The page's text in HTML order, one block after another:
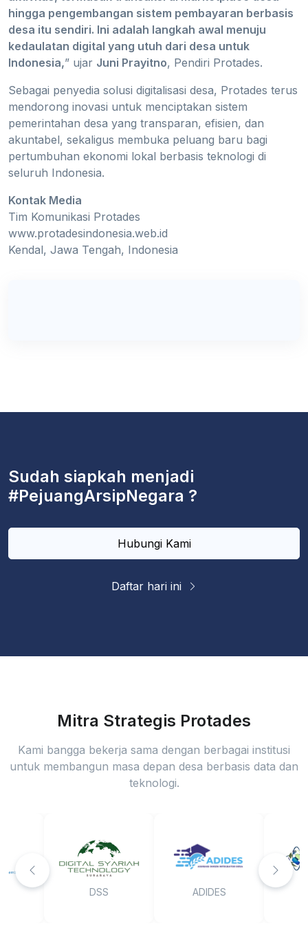
hingga pengembangan sistem pembayaran berbasis
desa itu sendiri. Ini adalah langkah awal menuju
kedaulatan digital yang utuh dari desa untuk
Indonesia,” ujar Juni Prayitno, Pendiri Protades.
Sebagai penyedia solusi digitalisasi desa, Protades terus
mendorong inovasi untuk menciptakan sistem
pemerintahan desa yang transparan, efisien, dan
akuntabel, sekaligus membuka peluang baru bagi
pertumbuhan ekonomi lokal berbasis teknologi di
seluruh Indonesia.
Kontak Media
Tim Komunikasi Protades
www.protadesindonesia.web.id
Kendal, Jawa Tengah, Indonesia
Sudah siapkah menjadi
#PejuangArsipNegara ?
Hubungi Kami
Daftar hari ini
Mitra Strategis Protades
Kami bangga bekerja sama dengan berbagai institusi
untuk membangun masa depan desa berbasis data dan
teknologi.
DSS ADIDES